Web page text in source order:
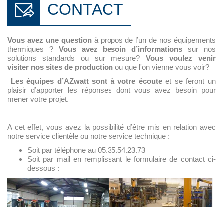
CONTACT
Vous avez une questionà propos de l’un de nos équipements
thermiques ? Vous avez besoin d’informations sur nos
solutions standards ou sur mesure? Vous voulez venir
visiter nos sites de production ou que l'on vienne vous voir?
Les équipes d’AZwatt sont à votre écouteet se feront un
plaisir d’apporter les réponses dont vous avez besoin pour
mener votre projet.
A cet effet, vous avez la possibilité d’être mis en relation avec
notre service clientèle ou notre service technique :
Soit par téléphone au 05.35.54.23.73
Soit par mail en remplissant le formulaire de contact ci-
dessous :